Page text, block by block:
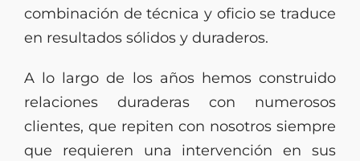
combinación de técnica y oficio se traduce
en resultados sólidos y duraderos.
A lo largo de los años hemos construido
relaciones duraderas con numerosos
clientes, que repiten con nosotros siempre
que requieren una intervención en sus